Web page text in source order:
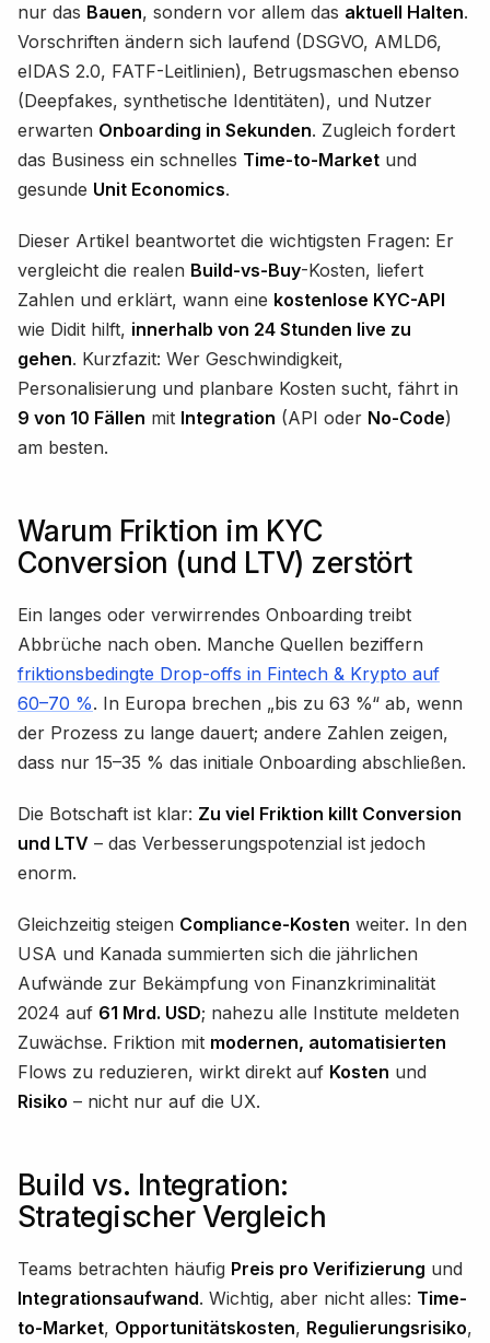
nur das Bauen, sondern vor allem das aktuell Halten.
Vorschriften ändern sich laufend (DSGVO, AMLD6,
eIDAS 2.0, FATF-Leitlinien), Betrugsmaschen ebenso
(Deepfakes, synthetische Identitäten), und Nutzer
erwarten Onboarding in Sekunden. Zugleich fordert
das Business ein schnelles Time-to-Market und
gesunde Unit Economics.
Dieser Artikel beantwortet die wichtigsten Fragen: Er
vergleicht die realen Build-vs-Buy-Kosten, liefert
Zahlen und erklärt, wann eine kostenlose KYC-API
wie Didit hilft, innerhalb von 24 Stunden live zu
gehen. Kurzfazit: Wer Geschwindigkeit,
Personalisierung und planbare Kosten sucht, fährt in
9 von 10 Fällen mit Integration (API oder No-Code)
am besten.
Warum Friktion im KYC
Conversion (und LTV) zerstört
Ein langes oder verwirrendes Onboarding treibt
Abbrüche nach oben. Manche Quellen beziffern
friktionsbedingte Drop-offs in Fintech & Krypto auf
60–70 %. In Europa brechen „bis zu 63 %“ ab, wenn
der Prozess zu lange dauert; andere Zahlen zeigen,
dass nur 15–35 % das initiale Onboarding abschließen.
Die Botschaft ist klar: Zu viel Friktion killt Conversion
und LTV – das Verbesserungspotenzial ist jedoch
enorm.
Gleichzeitig steigen Compliance-Kosten weiter. In den
USA und Kanada summierten sich die jährlichen
Aufwände zur Bekämpfung von Finanzkriminalität
2024 auf 61 Mrd. USD; nahezu alle Institute meldeten
Zuwächse. Friktion mit modernen, automatisierten
Flows zu reduzieren, wirkt direkt auf Kosten und
Risiko – nicht nur auf die UX.
Build vs. Integration:
Strategischer Vergleich
Teams betrachten häufig Preis pro Verifizierung und
Integrationsaufwand. Wichtig, aber nicht alles: Time-
to-Market, Opportunitätskosten, Regulierungsrisiko,